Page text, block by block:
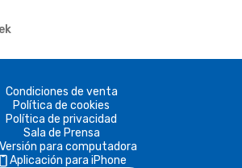
Condiciones de venta
Política de cookies
Política de privacidad
Sala de Prensa
para computadora
Aplicación para iPhone